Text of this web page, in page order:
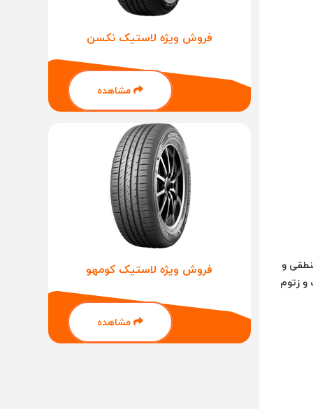
و
و زتوم
فروش ویژه لاستیک نکسن
مشاهده
فروش ویژه لاستیک کومهو
مشاهده